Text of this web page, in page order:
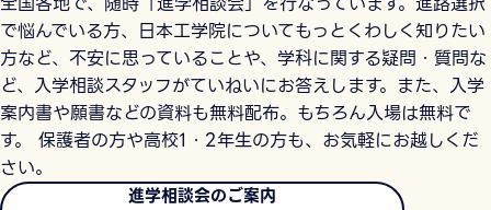
で悩んでいる方、日本工学院についてもっとくわしく知りたい
方など、不安に思っていることや、学科に関する疑問・質問な
ど、入学相談スタッフがていねいにお答えします。また、入学
案内書や願書などの資料も無料配布。もちろん入場は無料で
す。 保護者の方や高校1・2年生の方も、お気軽にお越しくだ
さい。
進学相談会のご案内